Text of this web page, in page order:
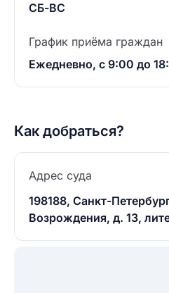
СБ-ВС
График приёма граждан
Ежедневно, с 9:00 до
Как добраться?
Адрес суда
198188, Санкт-
Возрождения, д. 13,